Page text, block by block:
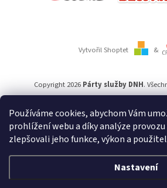
Používáme cookies, abychom Vám
prohlížení webu a díky analýze
zlepšovali jeho funkce, výkon a
Nastavení
Vytvořil Shoptet &
Copyright 2026 Párty služby DNH.
Používámeověření věku Adulto